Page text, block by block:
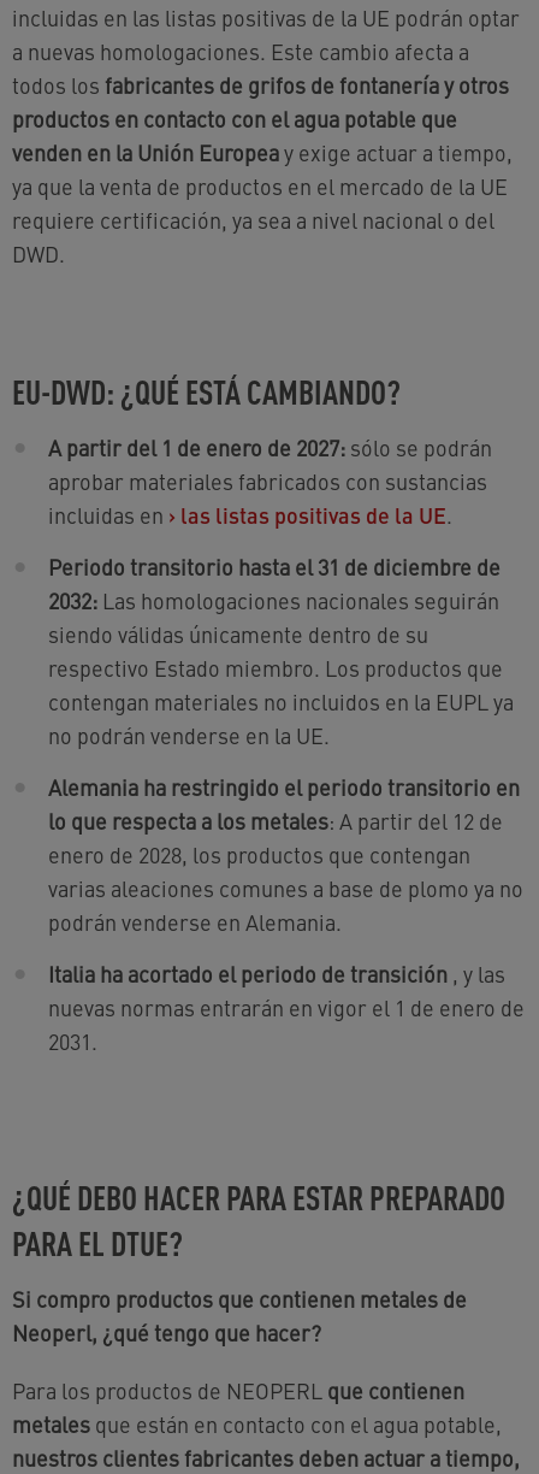
incluidas en las listas positivas de la UE podrán optar
a nuevas homologaciones. Este cambio afecta a
todos los fabricantes de grifos de fontanería y otros
productos en contacto con el agua potable que
venden en la Unión Europeay exige actuar a tiempo,
ya que la venta de productos en el mercado de la UE
requiere certificación, ya sea a nivel nacional o del
DWD.
EU-DWD: ¿QUÉ ESTÁ CAMBIANDO?
A partir del 1 de enero de 2027: sólo se podrán
aprobar materiales fabricados con sustancias
incluidas en › las listas positivas de la UE.
Periodo transitorio hasta el 31 de diciembre de
2032: Las homologaciones nacionales seguirán
siendo válidas únicamente dentro de su
respectivo Estado miembro. Los productos que
contengan materiales no incluidos en la EUPL ya
no podrán venderse en la UE.
Alemania ha restringido el periodo transitorio en
lo que respecta a los metales: A partir del 12 de
enero de 2028, los productos que contengan
varias aleaciones comunes a base de plomo ya no
podrán venderse en Alemania.
Italia ha acortado el periodo de transición , y las
nuevas normas entrarán en vigor el 1 de enero de
2031.
¿QUÉ DEBO HACER PARA ESTAR PREPARADO
PARA EL DTUE?
Si compro productos que contienen metales de
Neoperl, ¿qué tengo que hacer?
Para los productos de NEOPERL que contienen
metales que están en contacto con el agua potable,
nuestros clientes fabricantes deben actuar a tiempo,